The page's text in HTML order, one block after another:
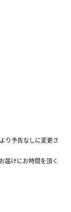
り予告なしに変更さ
届けにお時間を頂く